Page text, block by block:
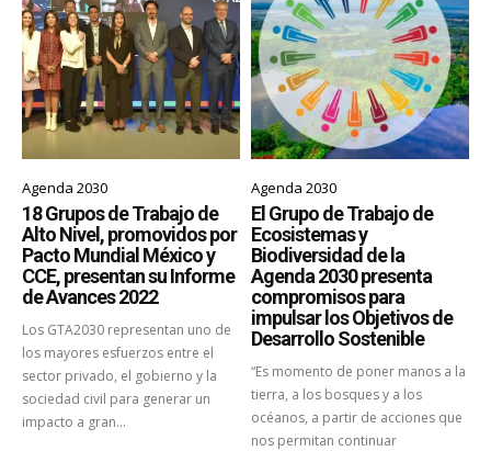
Agenda 2030
18 Grupos de Trabajo de
Alto Nivel, promovidos por
Pacto Mundial México y
CCE, presentan su Informe
de Avances 2022
Los GTA2030 representan uno de
los mayores esfuerzos entre el
sector privado, el gobierno y la
sociedad civil para generar un
impacto a gran...
Agenda 2030
El Grupo de Trabajo de
Ecosistemas y
Biodiversidad de la
Agenda 2030 presenta
compromisos para
impulsar los Objetivos de
Desarrollo Sostenible
“Es momento de poner manos a la
tierra, a los bosques y a los
océanos, a partir de acciones que
nos permitan continuar